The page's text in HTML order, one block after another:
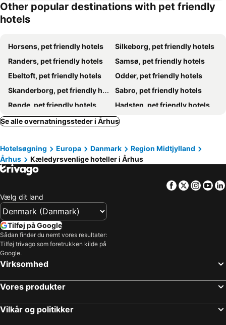
Nilles Kro
Four Points Flex by Sheraton Aarhus Viby
Den Gamle Kro Hornslet
Naturstedet Bo & Balance
Kaløvig Badehotel
Knebel
Other popular destinations with pet friendly
hotels
Horsens, pet friendly hotels
Silkeborg, pet friendly hotels
Randers, pet friendly hotels
Samsø, pet friendly hotels
Ebeltoft, pet friendly hotels
Odder, pet friendly hotels
Skanderborg, pet friendly hotels
Sabro, pet friendly hotels
Rønde, pet friendly hotels
Hadsten, pet friendly hotels
Hornslet, pet friendly hotels
Rosenholm, pet friendly hotels
Purhus, pet friendly hotels
Gedved, pet friendly hotels
Bjerringbro, pet friendly hotels
Gjern, pet friendly hotels
Fjellerup, pet friendly hotels
Hinnerup, pet friendly hotels
Rougsø, pet friendly hotels
Ans, pet friendly hotels
Brædstrup, pet friendly hotels
Se alle overnatningssteder i Århus
Hotelsøgning Europa Danmark
Region Midtjylland
Århus
Kæledyrsvenlige hoteller i Århus
Facebook
Twitter
Vælg dit land
Tilføj på Google
Sådan finder du nemt vores resultater:
Tilføj trivago som foretrukken kilde på
Google.
Virksomhed
Vores produkter
Vilkår og politikker